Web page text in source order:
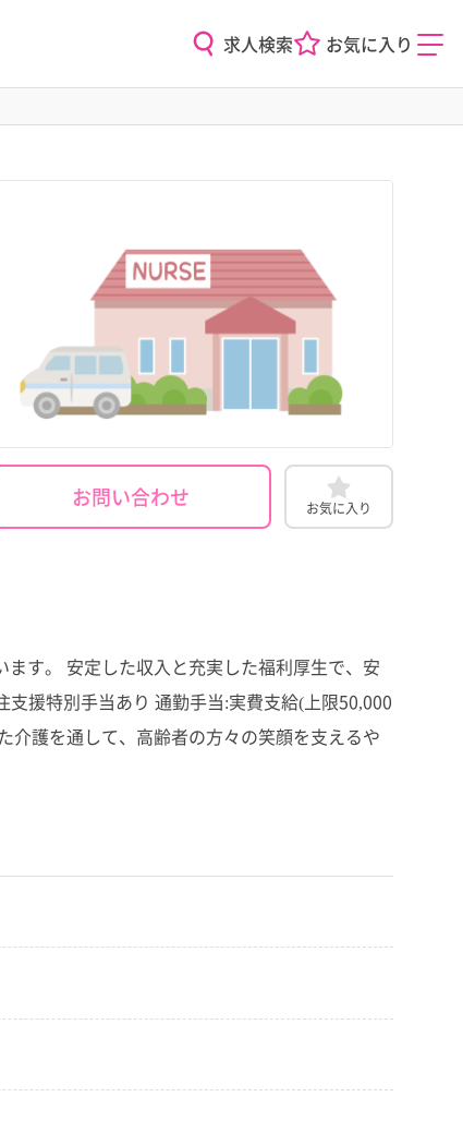
求人検索 お気に入り
お問い合わせ お気に入り
す。 安定した収入と充実した福利厚生で、安
援特別手当あり 通勤手当:実費支給(上限50,000
介護を通して、高齢者の方々の笑顔を支えるや